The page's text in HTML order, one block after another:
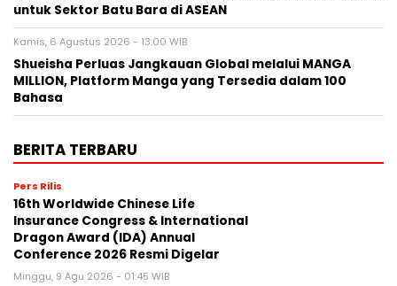
untuk Sektor Batu Bara di ASEAN
Kamis, 6 Agustus 2026 - 13:00 WIB
Shueisha Perluas Jangkauan Global melalui MANGA
MILLION, Platform Manga yang Tersedia dalam 100
Bahasa
BERITA TERBARU
Pers Rilis
16th Worldwide Chinese Life
Insurance Congress & International
Dragon Award (IDA) Annual
Conference 2026 Resmi Digelar
Minggu, 9 Agu 2026 - 01:45 WIB